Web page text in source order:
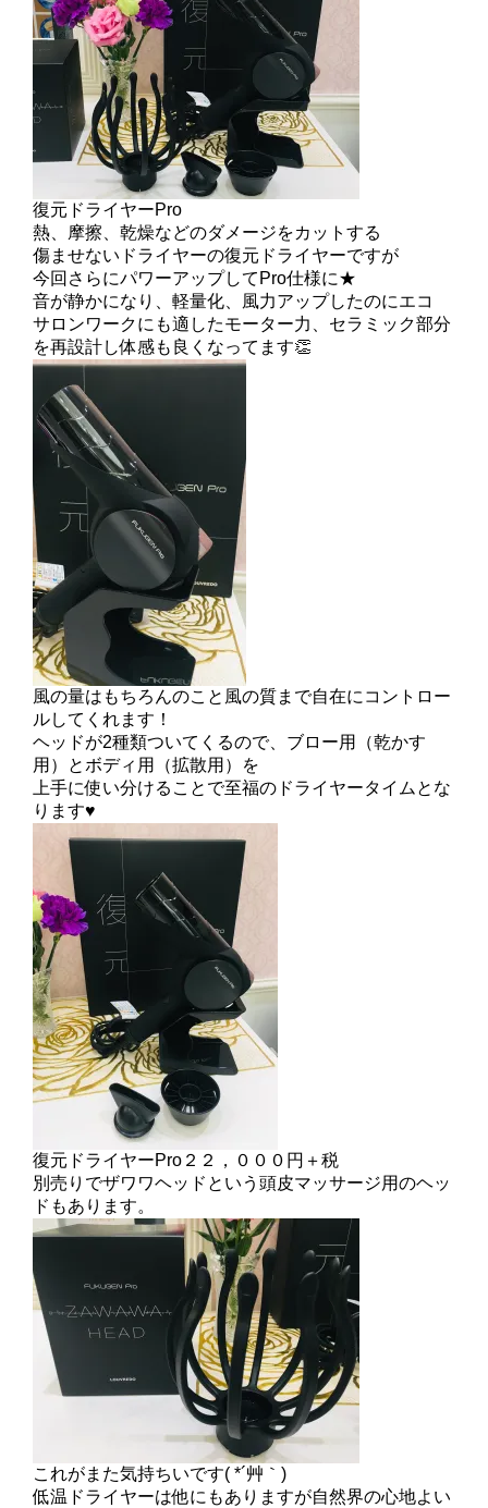
復元ドライヤーPro
熱、摩擦、乾燥などのダメージをカットする
傷ませないドライヤーの復元ドライヤーですが
今回さらにパワーアップしてPro仕様に★
音が静かになり、軽量化、風力アップしたのにエコ
サロンワークにも適したモーター力、セラミック部分
を再設計し体感も良くなってます👏
風の量はもちろんのこと風の質まで自在にコントロー
ルしてくれます！
ヘッドが2種類ついてくるので、ブロー用（乾かす
用）とボディ用（拡散用）を
上手に使い分けることで至福のドライヤータイムとな
ります♥
復元ドライヤーPro２２，０００円＋税
別売りでザワワヘッドという頭皮マッサージ用のヘッ
ドもあります。
これがまた気持ちいです( *´艸｀)
低温ドライヤーは他にもありますが自然界の心地よい